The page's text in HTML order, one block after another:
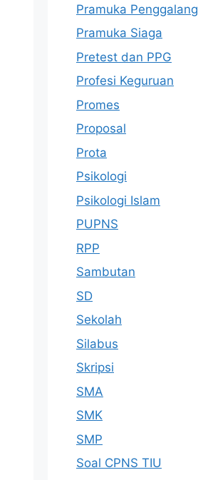
Pramuka Penggalang
Pramuka Siaga
Pretest dan PPG
Profesi Keguruan
Promes
Proposal
Prota
Psikologi
Psikologi Islam
PUPNS
RPP
Sambutan
SD
Sekolah
Silabus
Skripsi
SMA
SMK
SMP
Soal CPNS TIU